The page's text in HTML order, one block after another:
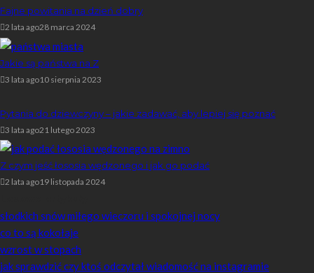
Fajne powitania na dzień dobry
2 lata ago28 marca 2024
Jakie są państwa na Z
3 lata ago10 sierpnia 2023
Pytania do dziewczyny – jakie zadawać, aby lepiej się poznać
3 lata ago21 lutego 2023
Z czym jeść łososia wędzonego i jak go podać
2 lata ago19 listopada 2024
słodkich snów miłego wieczoru i spokojnej nocy
co to są kokołaje
wzrost w stopach
jak sprawdzić czy ktoś odczytał wiadomość na instagramie